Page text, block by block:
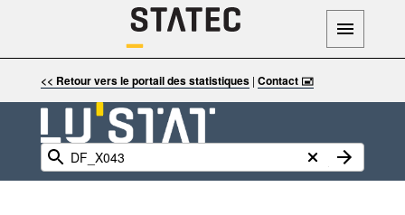
<< Retour vers le portail des statistiques| Contact 🖃